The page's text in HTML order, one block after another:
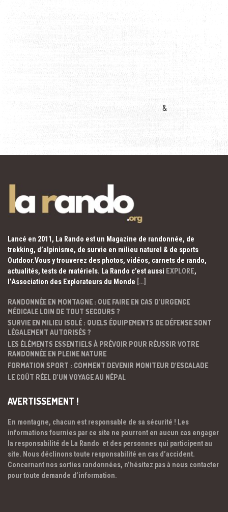
&
Lancé en 2011, La Rando est un Magazine de randonnée, de
trekking, d’alpinisme, de survie en milieu naturel & de sports
Outdoor.Vous y trouverez des photos, vidéos, carnets de rando,
actualités, tests de matériels. La Rando c’est aussi EXPLORE,
l’Association des Explorateurs du Monde […]
RANDONNÉE EN MONTAGNE : QUE FAIRE EN CAS D’URGENCE
MÉDICALE LOIN DE TOUT SECOURS ?
SURVIE EN MILIEU ISOLÉ : QUELS ÉQUIPEMENTS DE DÉFENSE SONT
LÉGALEMENT AUTORISÉS ?
LES ÉLÉMENTS ESSENTIELS À PRÉVOIR POUR RÉUSSIR VOTRE
RANDONNÉE EN PLEINE NATURE
FORMATION SPORT : COMMENT DEVENIR MONITEUR D’ESCALADE
LE COÛT RÉEL D’UN VOYAGE AU NÉPAL
AVERTISSEMENT !
En montagne, chacun est responsable de sa sécurité ! Les
informations fournies par ce site ne pourront en aucun cas engager
la responsabilité de La Rando et des personnes qui participent au
site. Nous déclinons toute responsabilité en cas d’accident.
Concernant nos sorties randonnées, n’hésitez pas à nous contacter
pour toute demande d’information.